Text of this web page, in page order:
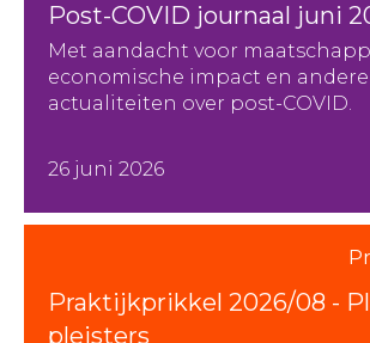
Post-COVID journaal juni
Met aandacht voor
economische impact en andere
actualiteiten over post-COVID.
26 juni 2026
Praktijkprikkel 2026/08 -
pleisters